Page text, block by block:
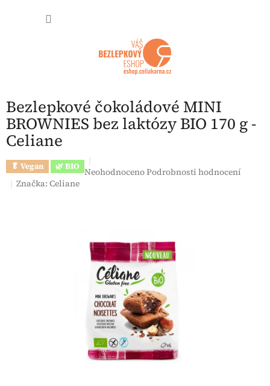
Bezlepkové čokoládové MINI
BROWNIES bez laktózy BIO 170 g -
Celiane
🥬 Vegan 🌿 BIO Průměrné hodnocení produktu je 0,0 z 5
NeohodnocenoPodrobnosti hodnocení
Značka:Celiane